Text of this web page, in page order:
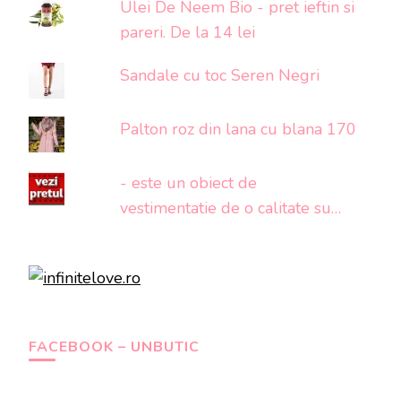
Ulei De Neem Bio - pret ieftin si
pareri. De la 14 lei
Sandale cu toc Seren Negri
Palton roz din lana cu blana 170
- este un obiect de
vestimentatie de o calitate su…
FACEBOOK – UNBUTIC